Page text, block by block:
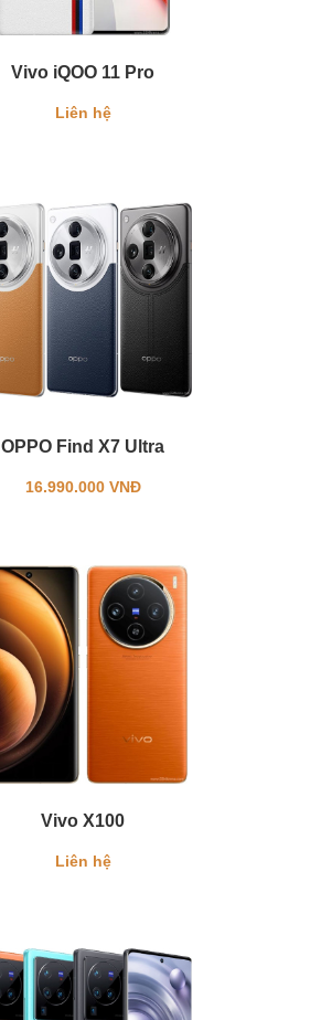
Vivo iQOO 11 Pro
Liên hệ
OPPO Find X7 Ultra
16.990.000 VNĐ
Vivo X100
Liên hệ